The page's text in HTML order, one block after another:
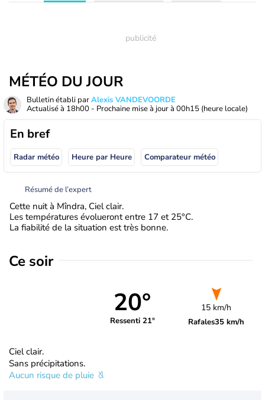
MÉTÉO DU JOUR
Bulletin établi parAlexis VANDEVOORDE
Actualisé à 18h00 - Prochaine mise à jour à 00h15 (heure locale)
En bref
Radar météo Heure par Heure Comparateur météo
Résumé de l’expert
Cette nuit à Mîndra, Ciel clair.
Les températures évolueront entre 17 et 25°C.
La fiabilité de la situation est très bonne.
Ce soir
20°
Ressenti 21°
15 km/h
Rafales35 km/h
Ciel clair.
Sans précipitations.
Aucun risque de pluie